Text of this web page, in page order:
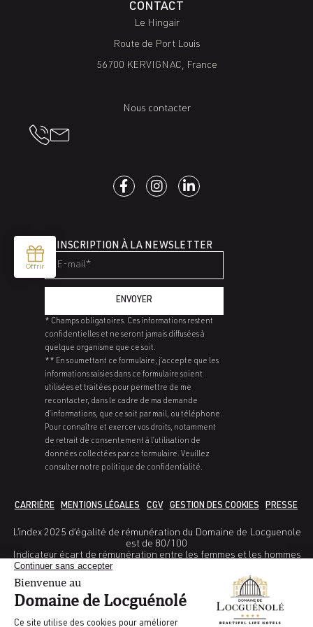
CONTACT
Le Hingair
Route de Port Louis
56700 KERVIGNAC, France
Nous contacter
INSCRIPTION À LA NEWSLETTER
ENVOYER
* Champs obligatoires. Ces informations restent
confidentielles et ne seront jamais diffusées à
quelque organisme que ce soit.
** En soumettant ce formulaire, j’accepte que les
informations saisies dans ce formulaire soient
utilisées et traitées pour permettre de me
recontacter, dans le cadre de ma demande
d’informations, que ce soit par mail, ou téléphone.
Pour connaître et exercer vos droits, notamment
de retrait de consentement à l’utilisation de
données collectées par ce formulaire. Veuillez
consulter notre politique de confidentialité.
CARRIÈRE MENTIONS LÉGALES CGV GESTION DES COOKIES PRESSE
L’index 2025 d’égalité de rémunération du Domaine de Locguenole
est de 80/100
Indicateur écart de rémunération entre les femmes et les hommes
Indicateur Ecart de taux d’augmentations entre les femmes et les
Indicateur pourcentage de salariées augmentées dans l’année
suivant leur retour de congé maternité : non calculable
Indicateur nombre de salariés du sexe sous-représentés parmi les